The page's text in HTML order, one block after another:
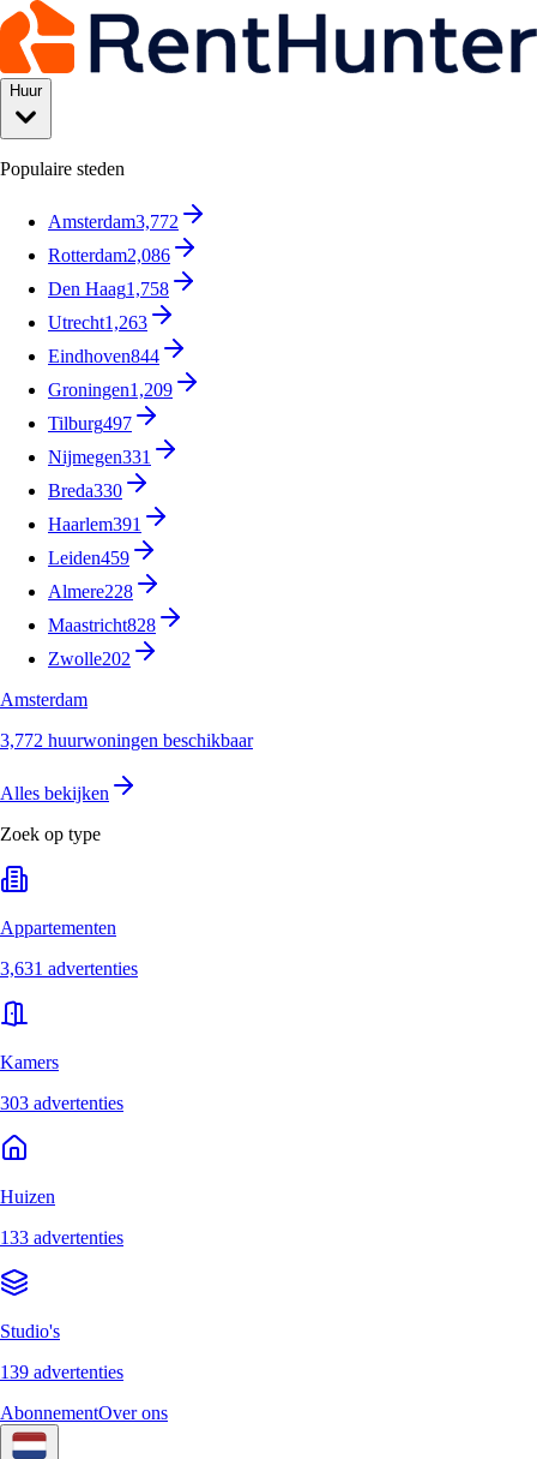
Huur
Populaire steden
Amsterdam3,772
Rotterdam2,086
Den Haag1,758
Utrecht1,263
Eindhoven844
Groningen1,209
Tilburg497
Nijmegen331
Breda330
Haarlem391
Leiden459
Almere228
Maastricht828
Zwolle202
Amsterdam
3,772 huurwoningen beschikbaar
Alles bekijken
Zoek op type
Appartementen
3,631 advertenties
Kamers
303 advertenties
Huizen
133 advertenties
Studio's
139 advertenties
AbonnementOver ons